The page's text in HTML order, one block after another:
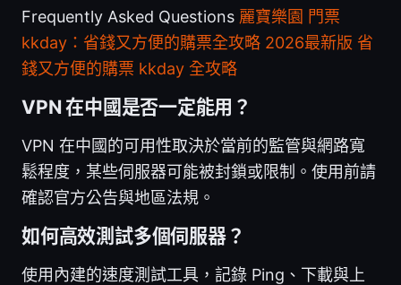
Frequently Asked Questions 麗寶樂園 門票
kkday：省錢又方便的購票全攻略 2026最新版 省
錢又方便的購票 kkday 全攻略
VPN 在中國是否一定能用？
VPN 在中國的可用性取決於當前的監管與網路寬
鬆程度，某些伺服器可能被封鎖或限制。使用前請
確認官方公告與地區法規。
如何高效測試多個伺服器？
使用內建的速度測試工具，記錄 Ping、下載與上